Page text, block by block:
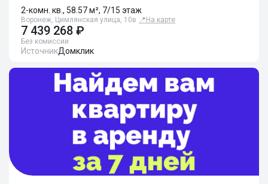
2-комн. кв., 58.57 м², 7/15 этаж
Воронеж, Цимлянская улица, 10в 📍 На карте
7 439 268 ₽
Без комиссии
ИсточникДомклик